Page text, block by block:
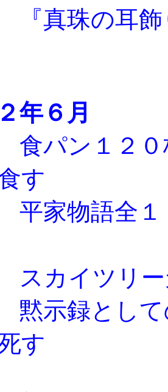
『真珠の耳飾
年６月
食パン１２０
す
平家物語全１
スカイツリー
黙示録として
す